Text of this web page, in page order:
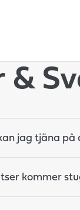
&
jag tjäna
kommer